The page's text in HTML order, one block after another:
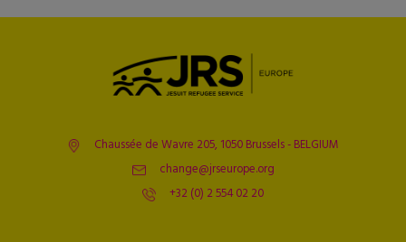
Chaussée de Wavre 205, 1050 Brussels - BELGIUM
change@jrseurope.org
+32 (0) 2 554 02 20